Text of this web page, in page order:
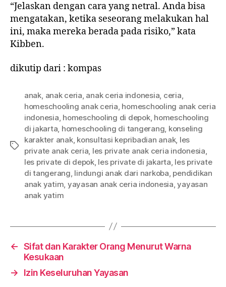
“Jelaskan dengan cara yang netral. Anda bisa
mengatakan, ketika seseorang melakukan hal
ini, maka mereka berada pada risiko,” kata
Kibben.
dikutip dari : kompas
Tags
anak, anak ceria, anak ceria indonesia, ceria,
homeschooling anak ceria, homeschooling anak ceria
indonesia, homeschooling di depok, homeschooling
di jakarta, homeschooling di tangerang, konseling
karakter anak, konsultasi kepribadian anak, les
private anak ceria, les private anak ceria indonesia,
les private di depok, les private di jakarta, les private
di tangerang, lindungi anak dari narkoba, pendidikan
anak yatim, yayasan anak ceria indonesia,yayasan
anak yatim
← Sifat dan Karakter Orang Menurut Warna
Kesukaan
→
Izin Keseluruhan Yayasan